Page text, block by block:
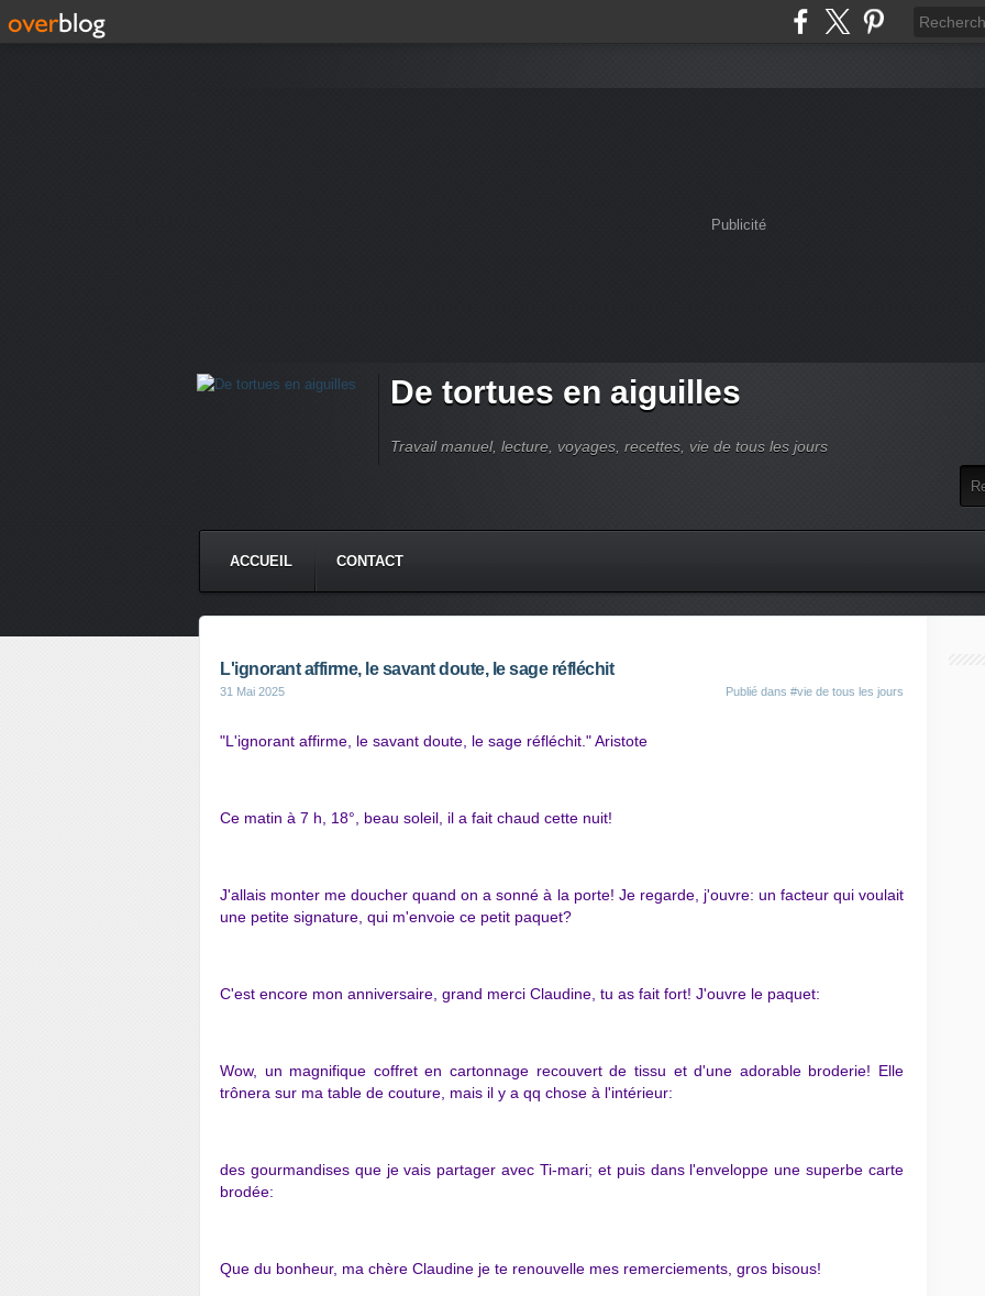
Publicité
De tortues en aiguilles
Travail manuel, lecture, voyages, recettes, vie de tous les jours
ACCUEIL CONTACT
L'ignorant affirme, le savant doute, le sage réfléchit
31 Mai 2025 Publié dans #vie de tous les jours
"L'ignorant affirme, le savant doute, le sage réfléchit." Aristote
Ce matin à 7 h, 18°, beau soleil, il a fait chaud cette nuit!
J'allais monter me doucher quand on a sonné à la porte! Je regarde, j'ouvre: un facteur qui voulait
une petite signature, qui m'envoie ce petit paquet?
C'est encore mon anniversaire, grand merci Claudine, tu as fait fort! J'ouvre le paquet:
Wow, un magnifique coffret en cartonnage recouvert de tissu et d'une adorable broderie! Elle
trônera sur ma table de couture, mais il y a qq chose à l'intérieur:
des gourmandises que je vais partager avec Ti-mari; et puis dans l'enveloppe une superbe carte
brodée:
Que du bonheur, ma chère Claudine je te renouvelle mes remerciements, gros bisous!